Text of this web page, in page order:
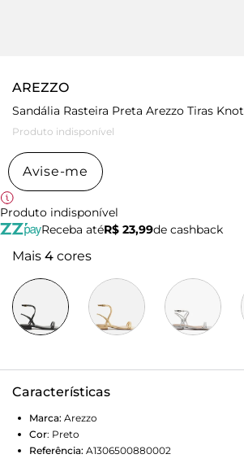
AREZZO
Sandália Rasteira Preta Arezzo Tiras Knot
Produto indisponível
Avise-me
Produto indisponível
Receba atéR$ 23,99de cashback
Mais 4 cores
Características
Marca: Arezzo
Cor: Preto
Referência: A1306500880002